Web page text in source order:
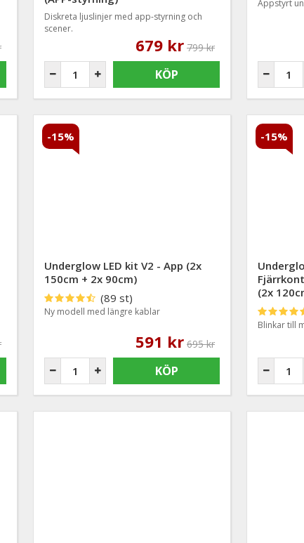
Diskreta ljuslinjer med app-styrning och
scener.
679 kr 799 kr
KÖP
Appstyrt
-15%
Underglow LED kit V2 - App (2x
150cm + 2x 90cm)
(89 st)
Ny modell med längre kablar
591 kr 695 kr
KÖP
-15%
(2x
Blinkar till